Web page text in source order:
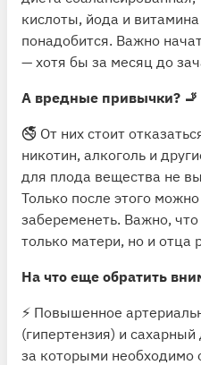
кислоты, йода и
понадобится. Важно
— хотя бы за месяц до
А вредные привычки? 🚬
🚭 От них стоит
никотин, алкоголь и
для плода вещества не
Только после этого
забеременеть. Важно,
только матери, но и отца
На что еще обратить
⚡️ Повышенное
(гипертензия) и
за которыми необходимо